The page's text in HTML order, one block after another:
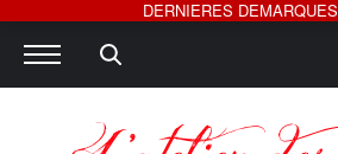
DERNIERES DEMARQUES